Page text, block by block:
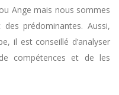
Ange mais nous sommes
prédominantes. Aussi,
il est conseillé d’analyser
compétences et de les